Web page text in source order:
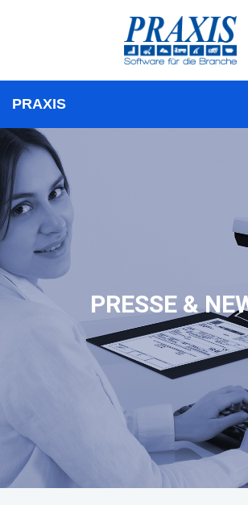
PRESSE &